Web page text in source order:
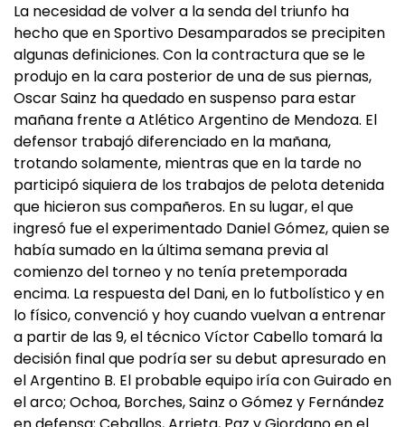
La necesidad de volver a la senda del triunfo ha
hecho que en Sportivo Desamparados se precipiten
algunas definiciones. Con la contractura que se le
produjo en la cara posterior de una de sus piernas,
Oscar Sainz ha quedado en suspenso para estar
mañana frente a Atlético Argentino de Mendoza. El
defensor trabajó diferenciado en la mañana,
trotando solamente, mientras que en la tarde no
participó siquiera de los trabajos de pelota detenida
que hicieron sus compañeros. En su lugar, el que
ingresó fue el experimentado Daniel Gómez, quien se
había sumado en la última semana previa al
comienzo del torneo y no tenía pretemporada
encima. La respuesta del Dani, en lo futbolístico y en
lo físico, convenció y hoy cuando vuelvan a entrenar
a partir de las 9, el técnico Víctor Cabello tomará la
decisión final que podría ser su debut apresurado en
el Argentino B. El probable equipo iría con Guirado en
el arco; Ochoa, Borches, Sainz o Gómez y Fernández